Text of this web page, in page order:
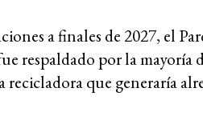
a finales de 2027, el
respaldado por la
que generaría